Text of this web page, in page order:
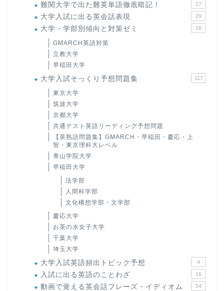
難関大学で出た難英単語徹底暗記！ 27
大学入試に出る英会話表現 29
大学・学部別傾向と対策ゼミ 18
GMARCH英語対策
立教大学
早稲田大学
大学入試そっくり予想問題集 117
東京大学
筑波大学
京都大学
共通テスト英語リーディング予想問題
【英熟語問題集】GMARCH・早稲田・慶応・上
智・東京理科大レベル
青山学院大学
早稲田大学
法学部
人間科学部
文化構想学部・文学部
慶応大学
お茶の水女子大学
千葉大学
埼玉大学
大学入試英語頻出トピック予想 4
入試に出る英語のことわざ 16
動画で覚える英会話フレーズ・イディオム 54